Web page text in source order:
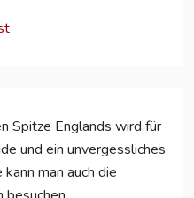
Spitze Englands wird für
und ein unvergessliches
man auch die